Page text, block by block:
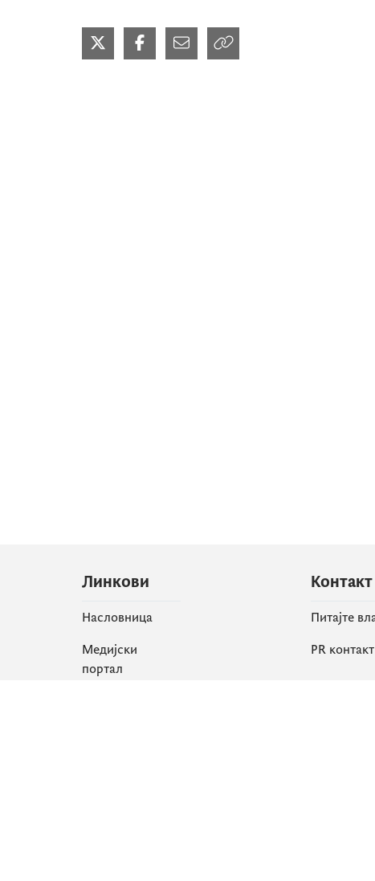
Линкови
Насловница
Медијски
портал
Контакт
Питајте
PR контакт